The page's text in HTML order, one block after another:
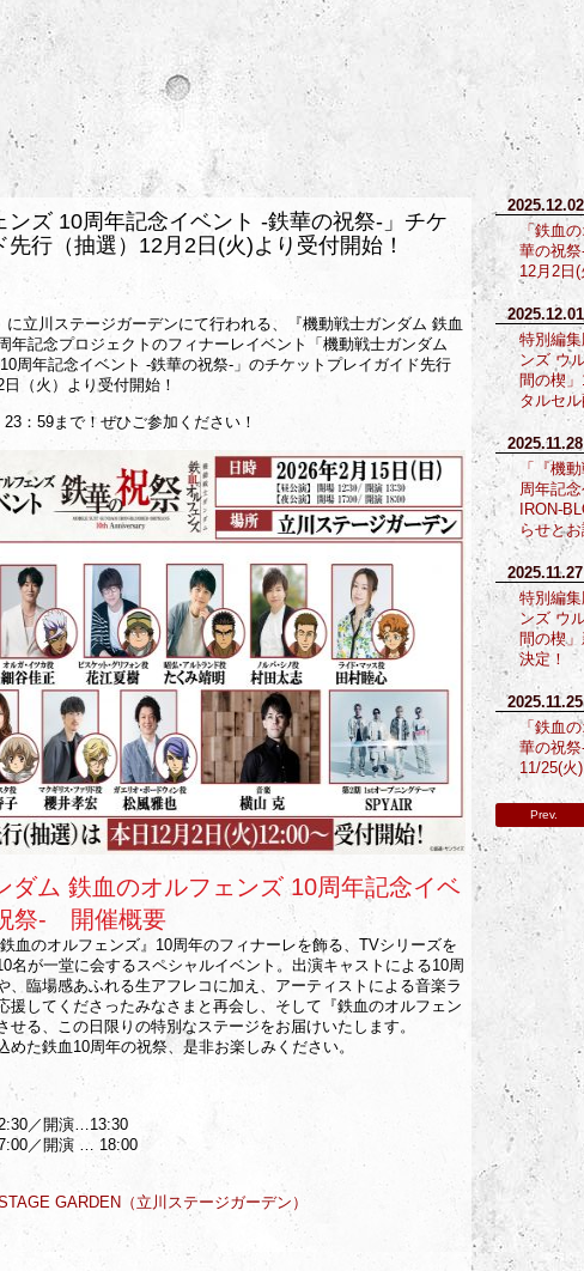
2025.12.02
「鉄血
華の祝祭
12月2日(
2025.12.01
特別編
ンズ ウ
間の楔
タルセ
2025.11.28
「『機
周年記
IRON-
らせと
2025.11.27
特別編
ンズ ウ
間の楔
決定！
2025.11.25
「鉄血
華の祝
11/25(火
Prev.
ンズ 10周年記念イベント -鉄華の祝祭-」チケ
先行（抽選）12月2日(火)より受付開始！
に立川ステージガーデンにて行われる、『機動戦士ガンダム 鉄血
年記念プロジェクトのフィナーレイベント「機動戦士ガンダム
周年記念イベント -鉄華の祝祭-」のチケットプレイガイド先行
日（火）より受付開始！
：59まで！ぜひご参加ください！
ダム 鉄血のオルフェンズ 10周年記念イベ
祭- 開催概要
鉄血のオルフェンズ』10周年のフィナーレを飾る、TVシリーズを
名が一堂に会するスペシャルイベント。出演キャストによる10周
、臨場感あふれる生アフレコに加え、アーティストによる音楽ラ
援してくださったみなさまと再会し、そして『鉄血のオルフェン
せる、この日限りの特別なステージをお届けいたします。
めた鉄血10周年の祝祭、是非お楽しみください。
／開演…13:30
／開演 … 18:00
GARDEN（立川ステージガーデン）